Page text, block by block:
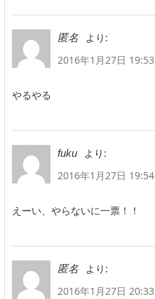
匿名
より:
2016年1月27日 19:53
やるやる
fuku
より:
2016年1月27日 19:54
えーい、やらないに一票！！
匿名
より:
2016年1月27日 20:33